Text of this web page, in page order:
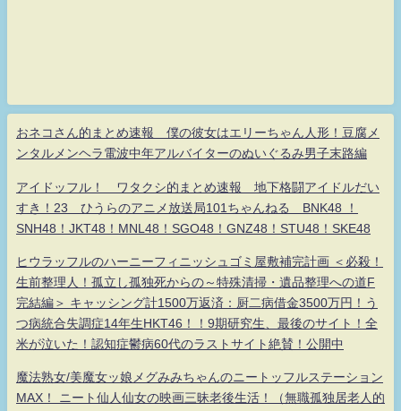
おネコさん的まとめ速報 僕の彼女はエリーちゃん人形！豆腐メ
ンタルメンヘラ電波中年アルバイターのぬいぐるみ男子末路編
アイドッフル！ ワタクシ的まとめ速報 地下格闘アイドルだい
すき！23 ひうらのアニメ放送局101ちゃんねる BNK48 ！
SNH48！JKT48！MNL48！SGO48！GNZ48！STU48！SKE48
ヒウラッフルのハーニーフィニッシュゴミ屋敷補完計画 ＜必殺！
生前整理人！孤立し孤独死からの～特殊清掃・遺品整理への道F
完結編＞ キャッシング計1500万返済：厨二病借金3500万円！う
つ病統合失調症14年生HKT46！！9期研究生、最後のサイト！全
米が泣いた！認知症鬱病60代のラストサイト絶賛！公開中
魔法熟女/美魔女ッ娘メグみみちゃんのニートッフルステーション
MAX！ ニート仙人仙女の映画三昧老後生活！（無職孤独居老人的